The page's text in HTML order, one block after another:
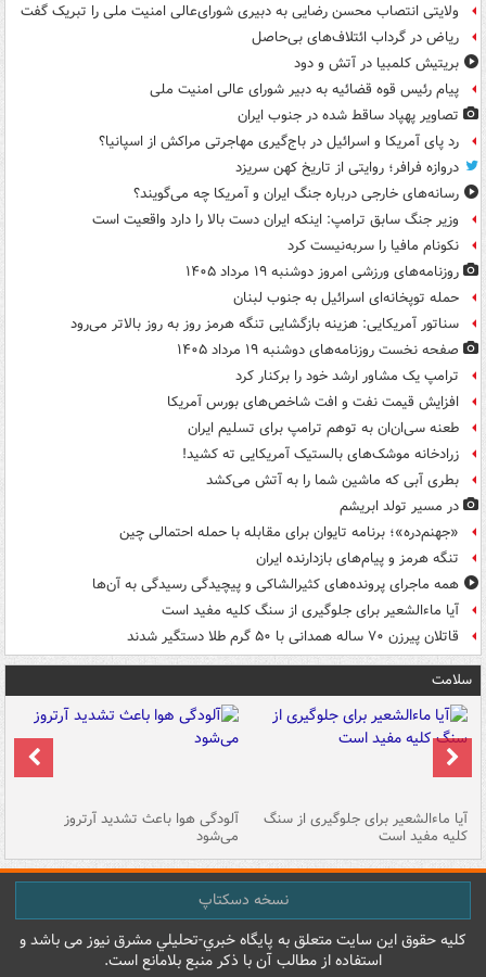
ولایتی انتصاب محسن رضایی به دبیری شورای‌عالی امنیت ملی را تبریک گفت
ریاض در گرداب ائتلاف‌های بی‌حاصل
بریتیش کلمبیا در آتش و دود
پیام رئیس قوه قضائیه به دبیر شورای عالی امنیت ملی
تصاویر پهپاد ساقط شده در جنوب ایران
رد پای آمریکا و اسرائیل در باج‌گیری مهاجرتی مراکش از اسپانیا؟
دروازه فرافر؛ روایتی از تاریخ کهن سریزد
رسانه‌های خارجی درباره جنگ ایران و آمریکا چه می‌گویند؟
وزیر جنگ سابق ترامپ: اینکه ایران دست بالا را دارد واقعیت است
نکونام مافیا را سربه‌نیست کرد
روزنامه‌های ورزشی امروز دوشنبه ۱۹ مرداد ۱۴۰۵
حمله توپخانه‌ای اسرائیل به جنوب لبنان
سناتور آمریکایی: هزینه بازگشایی تنگه هرمز روز به روز بالاتر می‌رود
صفحه نخست روزنامه‌های دوشنبه ۱۹ مرداد ۱۴۰۵
ترامپ یک مشاور ارشد خود را برکنار کرد
افزایش قیمت نفت و افت شاخص‌های بورس آمریکا
طعنه سی‌ان‌ان به توهم ترامپ برای تسلیم ایران
زرادخانه موشک‌های بالستیک آمریکایی ته کشید!
بطری آبی که ماشین شما را به آتش می‌کشد
در مسیر تولد ابریشم
«جهنم‌دره»؛ برنامه تایوان برای مقابله با حمله احتمالی چین
تنگه هرمز و پیام‌های بازدارنده ایران
همه ماجرای پرونده‌های کثیرالشاکی و پیچیدگی رسیدگی به آن‌ها
آیا ماءالشعیر برای جلوگیری از سنگ کلیه مفید است
قاتلان پیرزن ۷۰ ساله همدانی با ۵۰ گرم طلا دستگیر شدند
سلامت
آیا ماءالشعیر برای جلوگیری از سنگ
کلیه مفید است
آلودگی هوا باعث تشدید آرتروز
می‌شود
نسخه دسکتاپ
کليه حقوق اين سايت متعلق به پایگاه خبري-تحليلي مشرق نيوز می باشد و
استفاده از مطالب آن با ذکر منبع بلامانع است.